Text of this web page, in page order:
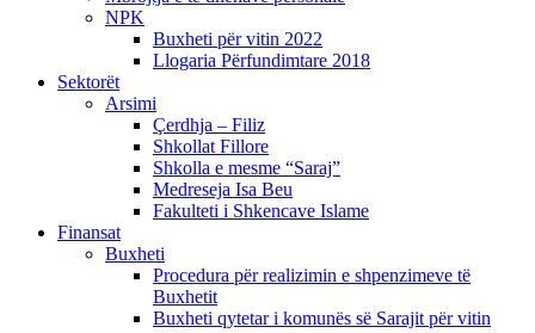
NPK
Buxheti për vitin 2022
Llogaria Përfundimtare 2018
Sektorët
Arsimi
Çerdhja – Filiz
Shkollat Fillore
Shkolla e mesme “Saraj”
Medreseja Isa Beu
Fakulteti i Shkencave Islame
Finansat
Buxheti
Procedura për realizimin e shpenzimeve të
Buxhetit
Buxheti qytetar i komunës së Sarajit për vitin